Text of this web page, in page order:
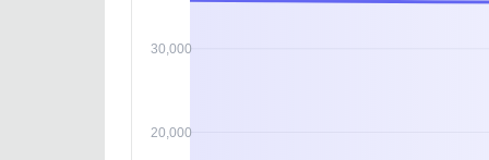
30,000
20,000